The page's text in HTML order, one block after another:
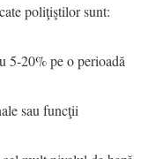
poliţiştilor sunt:
5-20% pe o perioadă
sau funcţii